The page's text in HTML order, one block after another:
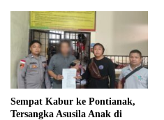
Sempat Kabur ke Pontianak,
Tersangka Asusila Anak di